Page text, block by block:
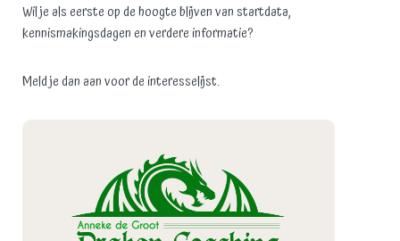
Wil je als eerste op de hoogte blijven van startdata,
kennismakingsdagen en verdere informatie?
Meld je dan aan voor de interesselijst.